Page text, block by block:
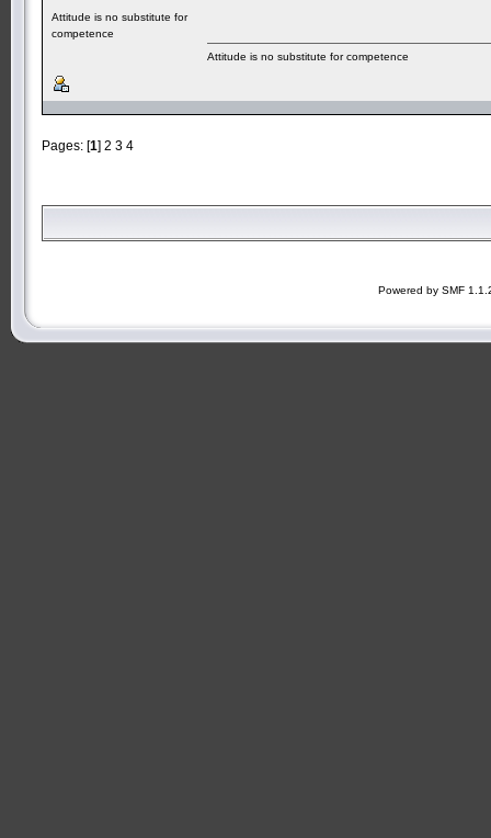
Attitude is no substitute for
competence
Attitude is no substitute for competence
Pages: [1] 2 3 4
Powered by SMF